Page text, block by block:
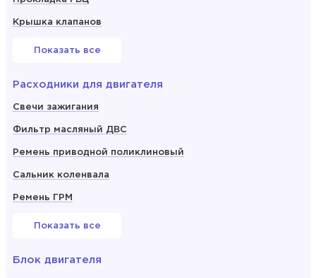
Крышка клапанов
Показать все
Расходники для двигателя
Свечи зажигания
Фильтр масляный ДВС
Ремень приводной поликлиновый
Сальник коленвала
Ремень ГРМ
Показать все
Блок двигателя